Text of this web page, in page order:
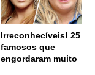
Irreconhecíveis! 25
famosos que
engordaram muito